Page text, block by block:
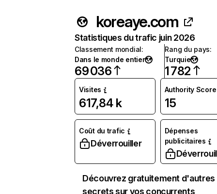
koreaye.com
Statistiques du trafic juin 2026
Classement mondial:
Dans le monde entier
69 036
Rang du pays:
Turquie
1 782
Visites
617,84 k
Authority Score
15
Coût du trafic
Déverrouiller
Dépenses
publicitaires
Découvrez gratuitement d'autres
secrets sur vos concurrents